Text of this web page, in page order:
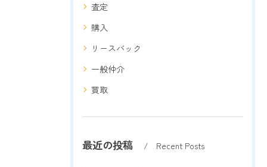
査定
購入
リースバック
一般仲介
買取
最近の投稿 Recent Posts